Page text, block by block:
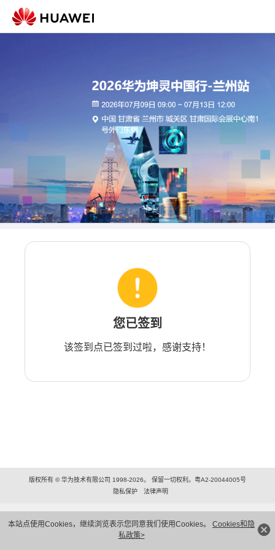
本站点使用Cookies，继续浏览表示您同意我们使用Cookies。 Cookies和隐
私政策>
您已签到
该签到点已签到过啦，感谢支持！
版权所有 © 华为技术有限公司 1998-2026。 保留一切权利。粤A2-20044005号
隐私保护
法律声明